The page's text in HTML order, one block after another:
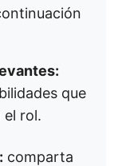
que
rol.
comparta